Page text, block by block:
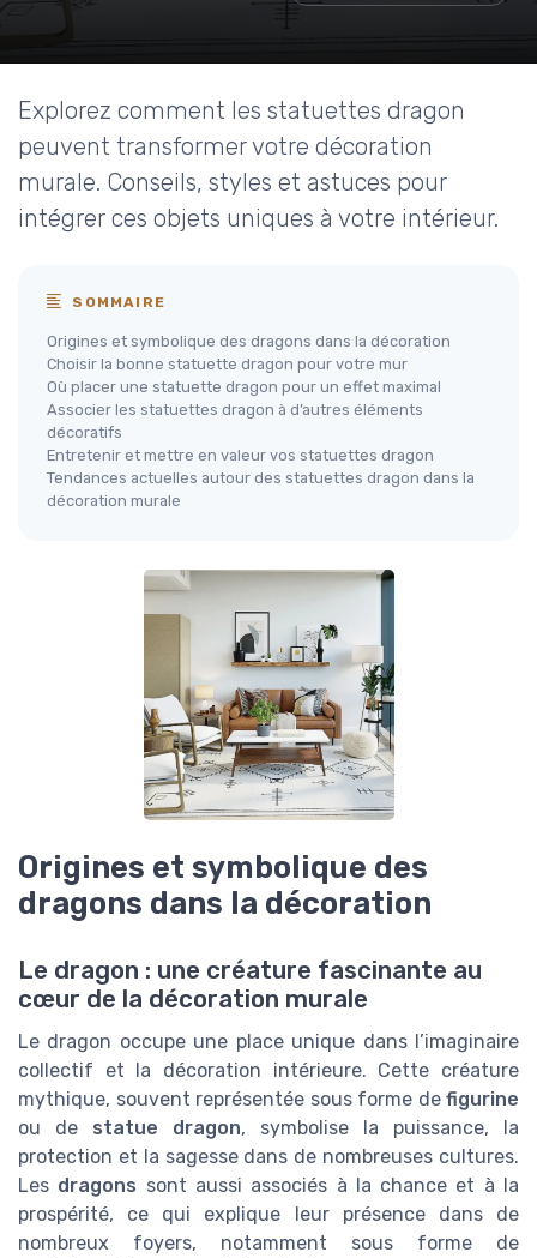
Explorez comment les statuettes dragon
peuvent transformer votre décoration
murale. Conseils, styles et astuces pour
intégrer ces objets uniques à votre intérieur.
SOMMAIRE
Origines et symbolique des dragons dans la décoration
Choisir la bonne statuette dragon pour votre mur
Où placer une statuette dragon pour un effet maximal
Associer les statuettes dragon à d’autres éléments
décoratifs
Entretenir et mettre en valeur vos statuettes dragon
Tendances actuelles autour des statuettes dragon dans la
décoration murale
Origines et symbolique des
dragons dans la décoration
Le dragon : une créature fascinante au
cœur de la décoration murale
Le dragon occupe une place unique dans l’imaginaire
collectif et la décoration intérieure. Cette créature
mythique, souvent représentée sous forme de figurine
ou de statue dragon, symbolise la puissance, la
protection et la sagesse dans de nombreuses cultures.
Les dragons sont aussi associés à la chance et à la
prospérité, ce qui explique leur présence dans de
nombreux foyers, notamment sous forme de